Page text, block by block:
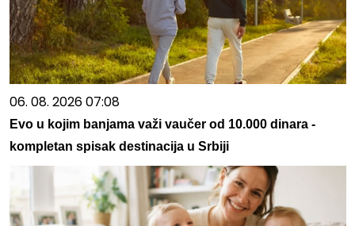
06. 08. 2026 07:08
Evo u kojim banjama važi vaučer od 10.000 dinara -
kompletan spisak destinacija u Srbiji